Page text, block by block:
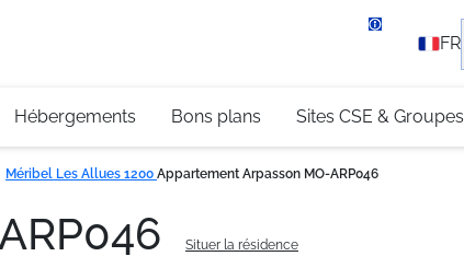
+33 (0)4 79 96 30 69
FR
Hébergements Bons plans Sites CSE & Groupes
Méribel Les Allues 1200 Appartement Arpasson MO-ARP046
Situer la résidence